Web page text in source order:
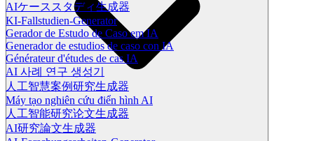
AIケーススタディ生成器
KI-Fallstudien-Generator
Gerador de Estudo de Caso em IA
Generador de estudios de caso con IA
Générateur d'études de cas IA
AI 사례 연구 생성기
人工智慧案例研究生成器
Máy tạo nghiên cứu điển hình AI
人工智能研究论文生成器
AI研究論文生成器